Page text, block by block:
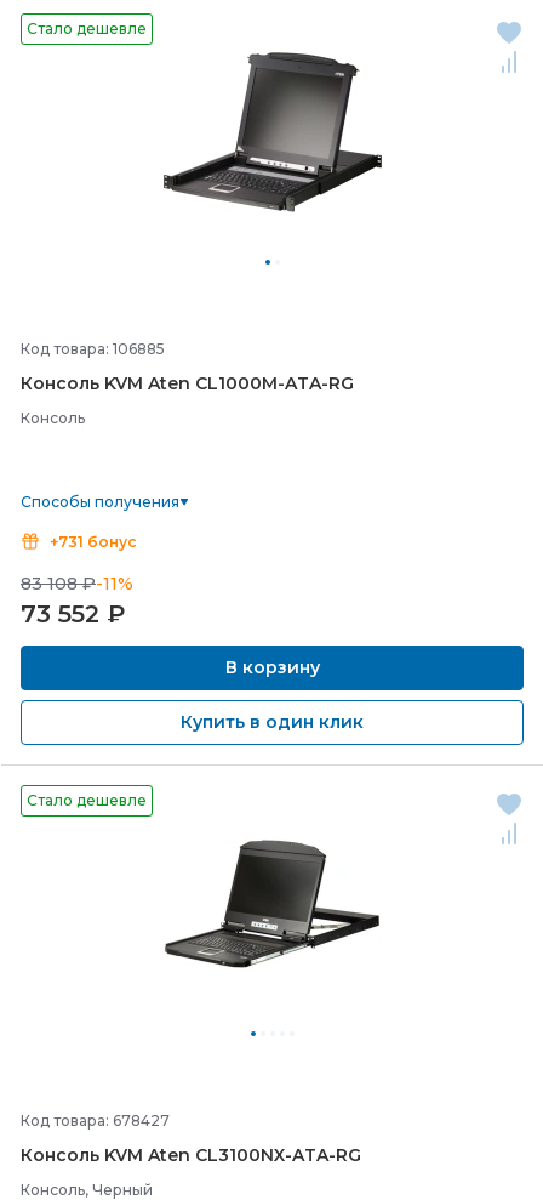
Стало дешевле
Код товара: 106885
Консоль KVM Aten CL1000M-ATA-RG
Консоль
Способы получения
+731 бонус
83 108 ₽-11%
73 552 ₽
В корзину
Купить в один клик
Стало дешевле
Код товара: 678427
Консоль KVM Aten CL3100NX-ATA-RG
Консоль, Черный